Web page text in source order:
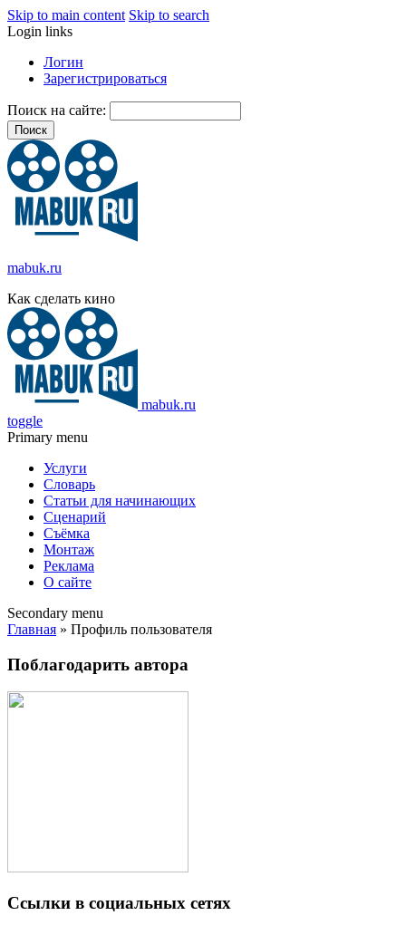
Skip to main content Skip to search
Login links
Логин
Зарегистрироваться
Поиск на сайте:
mabuk.ru
Как сделать кино
mabuk.ru
toggle
Primary menu
Услуги
Словарь
Статьи для начинающих
Сценарий
Съёмка
Монтаж
Реклама
О сайте
Secondary menu
Главная » Профиль пользователя
Поблагодарить автора
Ссылки в социальных сетях